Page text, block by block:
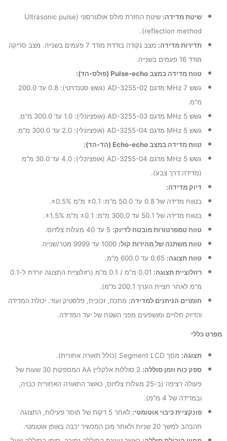
שיטת מדידה:
שיטת החזרת פולס אולטרסוני (Ultrasonic pulse
reflection method).
תדירות מדידה:
מצב נקודה בודדת מודד 7 פעמים בשנייה. מצב סריקה
מודד 16 פעמים בשנייה.
טווח מדידה במצב Pulse-echo (פולס-הד):
גשש 7 MHz מדגם AD-3255-02 (גשש סטנדרטי): 0.8 עד 200.0
מ"מ.
גשש 5 MHz מדגם AD-3255-03 (אופציונלי): 1.0 עד 300.0 מ"מ.
גשש 5 MHz מדגם AD-3255-04 (אופציונלי): 2.0 עד 300.0 מ"מ.
טווח מדידה במצב Echo-echo (הד-הד):
גשש 5 MHz מדגם AD-3255-04 (אופציונלי): 4.0 עד 30.0 מ"מ
(מדידה דרך צבע).
דיוק מדידה:
בטווח מדידה של 0.8 עד 50.0 מ"מ: ±0.1 מ"מ ±0.5%.
בטווח מדידה של 50.1 עד 300.0 מ"מ: ±0.1 מ"מ ±1.5%.
טווח טמפרטורות מובטח לדיוק:
טווח משתנה של מהירות קול:
טווח תצוגה:
רזולוציית תצוגה:
0.01 מ"מ / 0.1 מ"מ (רזולוציית התצוגה יורדת ל-0.1
מ"מ לאחר חציית הערך 200.1 מ"מ).
חומרים הניתנים למדידה: מתכת, זכוכית, פלסטיק ועוד. יכולת המדידה
והדיוק תלויים ומושפעים מפני השטח של יעד המדידה.
מפרט כללי
תצוגה: מסך Segment LCD (כולל תאורה אחורית).
ספק כוח וזמן סוללה:
2 סוללות אלקליין AA המספקות 30 שעות של
פעולה רציפה (ב-25 מעלות צלזיוס, כאשר התאורה האחורית כבויה,
ובמדידה של 4 מ"מ).
פונקציית כיבוי אוטומטי:
לאחר 5 דקות של חוסר פעילות, התצוגה
תהבהב למשך 20 שניות ולאחר מכן המכשיר יכבה באופן אוטומטי.